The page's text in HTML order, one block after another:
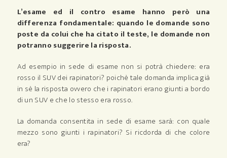
L’esame ed il contro esame hanno però una
differenza fondamentale: quando le domande sono
poste da colui che ha citato il teste, le domande non
potranno suggerire la risposta.
Ad esempio in sede di esame non si potrà chiedere: era
rosso il SUV dei rapinatori? poichè tale domanda implica già
in sè la risposta ovvero che i rapinatori erano giunti a bordo
di un SUV e che lo stesso era rosso.
La domanda consentita in sede di esame sarà: con quale
mezzo sono giunti i rapinatori? Si ricdorda di che colore
era?